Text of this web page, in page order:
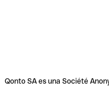
Qonto SA es una Société